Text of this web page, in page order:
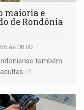
maioria e
de Rondônia
às 08:00
também